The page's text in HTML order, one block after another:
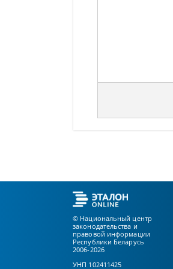
© Национальный центр
законодательства и
правовой информации
Республики Беларусь
2006-2026
УНП 102411425